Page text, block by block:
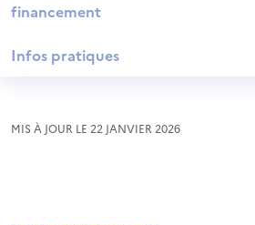
financement
Infos pratiques
MIS À JOUR LE 22 JANVIER 2026